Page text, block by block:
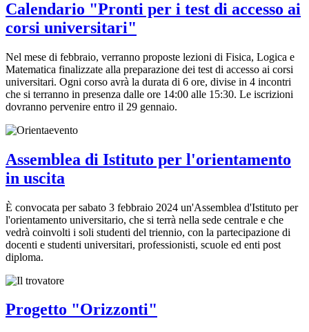
Calendario "Pronti per i test di accesso ai
corsi universitari"
Nel mese di febbraio, verranno proposte lezioni di Fisica, Logica e
Matematica finalizzate alla preparazione dei test di accesso ai corsi
universitari. Ogni corso avrà la durata di 6 ore, divise in 4 incontri
che si terranno in presenza dalle ore 14:00 alle 15:30. Le iscrizioni
dovranno pervenire entro il 29 gennaio.
Assemblea di Istituto per l'orientamento
in uscita
È convocata per sabato 3 febbraio 2024 un'Assemblea d'Istituto per
l'orientamento universitario, che si terrà nella sede centrale e che
vedrà coinvolti i soli studenti del triennio, con la partecipazione di
docenti e studenti universitari, professionisti, scuole ed enti post
diploma.
Progetto "Orizzonti"